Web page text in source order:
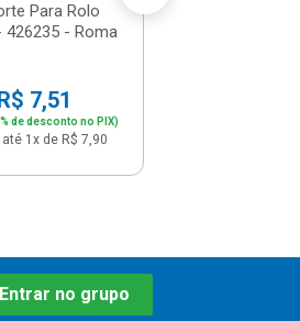
Para Rolo
426235 - Roma
7,51
de desconto no PIX)
1x de R$ 7,90
Entrar no grupo